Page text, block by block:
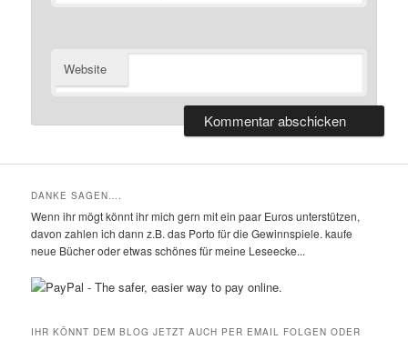
Website
DANKE SAGEN….
Wenn ihr mögt könnt ihr mich gern mit ein paar Euros unterstützen,
davon zahlen ich dann z.B. das Porto für die Gewinnspiele. kaufe
neue Bücher oder etwas schönes für meine Leseecke...
IHR KÖNNT DEM BLOG JETZT AUCH PER EMAIL FOLGEN ODER